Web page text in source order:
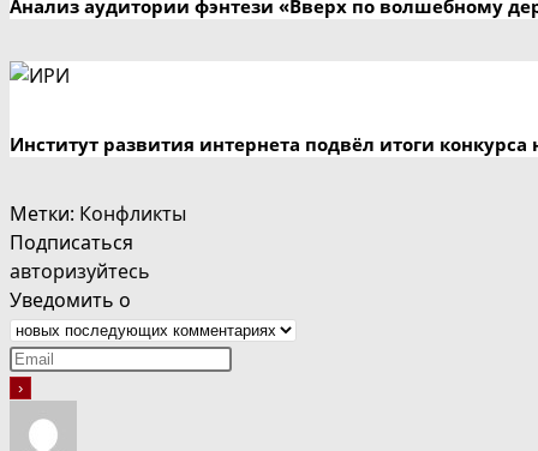
Анализ аудитории фэнтези «Вверх по волшебному
Институт развития интернета подвёл итоги
Метки: Конфликты
Подписаться
авторизуйтесь
Уведомить о